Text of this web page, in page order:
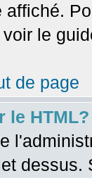
affiché.
le
de page
le HTML?
dessus.